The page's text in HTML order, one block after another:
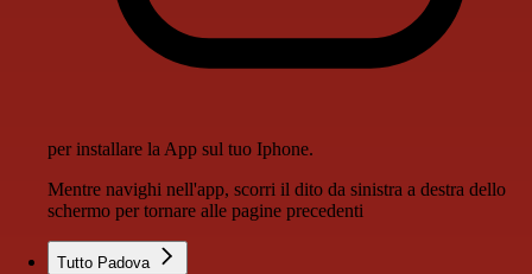
per installare la App sul tuo Iphone.
Mentre navighi nell'app, scorri il dito da sinistra a destra dello
schermo per tornare alle pagine precedenti
Tutto Padova